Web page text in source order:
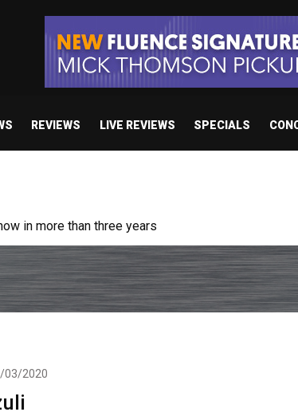
REVIEWS LIVE REVIEWS SPECIALS
In A Swan Song”
03/2020